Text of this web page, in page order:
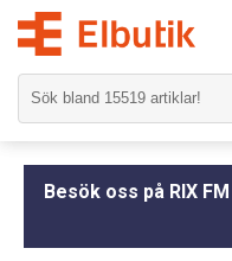
Besök oss på RIX